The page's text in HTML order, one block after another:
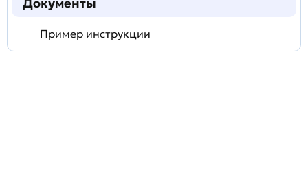
Документы
Пример инструкции